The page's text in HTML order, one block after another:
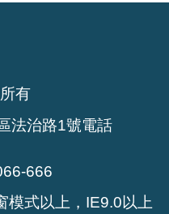
有
法治路1號電話
666
模式以上，IE9.0以上